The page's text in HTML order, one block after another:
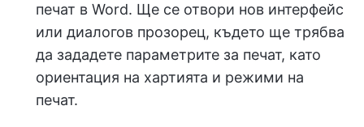
печат в Word. Ще се отвори нов интерфейс
или диалогов прозорец, където ще трябва
да зададете параметрите за печат, като
ориентация на хартията и режими на
печат.